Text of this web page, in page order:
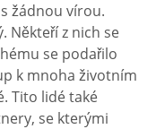
žádnou vírou.
Někteří z nich se
se podařilo
k mnoha životním
Tito lidé také
se kterými